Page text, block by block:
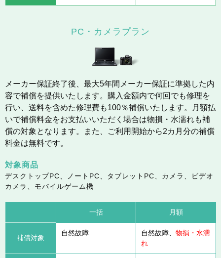
PC・カメラプラン
メーカー保証終了後、最大5年間メーカー保証に準拠した内
容で補償を提供いたします。購入金額内で何回でも修理を
行い、送料を含めた修理費も100％補償いたします。月額払
いで補償料金をお支払いいただく場合は物損・水濡れも補
償の対象となります。また、ご利用開始から2カ月分の補償
料金は無料です。
対象商品
デスクトップPC、ノートPC、タブレットPC、カメラ、ビデオ
カメラ、モバイルゲーム機
一括 月額
補償対象
自然故障 自然故障、 物損・水濡
れ